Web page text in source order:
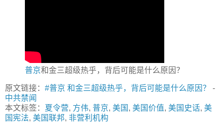
普京和金三超级热乎，背后可能是什么原因？
原文链接： #普京 和金三超级热乎，背后可能是什么原因？
-
中共禁闻
本文标签： 夏令营, 方伟, 普京, 美国 , 美国价值, 美国史话, 美
国宪法, 美国联邦, 非营利机构